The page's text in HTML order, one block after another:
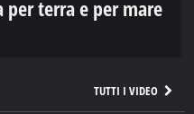
per terra e per mare
TUTTI I VIDEO